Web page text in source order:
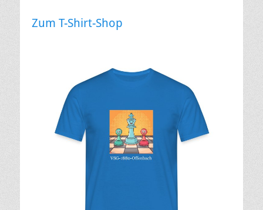
Zum T-Shirt-Shop